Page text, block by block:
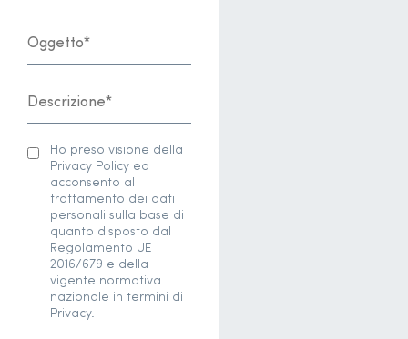
Ho preso visione della
Privacy Policy ed
acconsento al
trattamento dei dati
personali sulla base di
quanto disposto dal
Regolamento UE
2016/679 e della
vigente normativa
nazionale in termini di
Privacy.